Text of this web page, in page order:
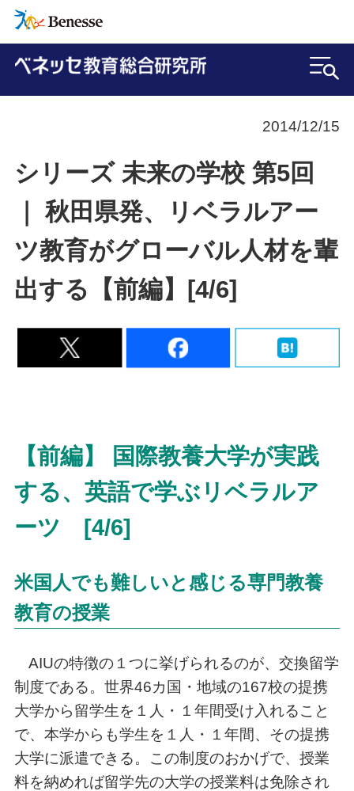
2014/12/15
シリーズ 未来の学校 第5回
｜ 秋田県発、リベラルアー
ツ教育がグローバル人材を輩
出する【前編】[4/6]
【前編】 国際教養大学が実践
する、英語で学ぶリベラルア
ーツ [4/6]
米国人でも難しいと感じる専門教養
教育の授業
AIUの特徴の１つに挙げられるのが、交換留学
制度である。世界46カ国・地域の167校の提携
大学から留学生を１人・１年間受け入れること
で、本学からも学生を１人・１年間、その提携
大学に派遣できる。この制度のおかげで、授業
料を納めれば留学先の大学の授業料は免除され